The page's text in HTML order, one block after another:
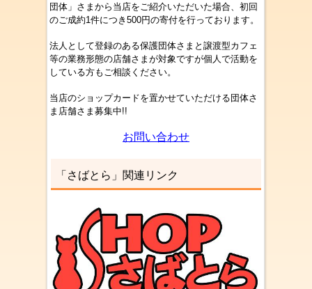
団体」さまから当店をご紹介いただいた場合、初回
のご成約1件につき500円の寄付を行っております。
法人として登録のある保護団体さまと譲渡型カフェ
等の業務形態の店舗さま が対象ですが個人で活動を
している方もご相談ください。
当店のショップカードを置かせていただける団体さ
ま店舗さま募集中!!
お問い合わせ
「さばとら」関連リンク